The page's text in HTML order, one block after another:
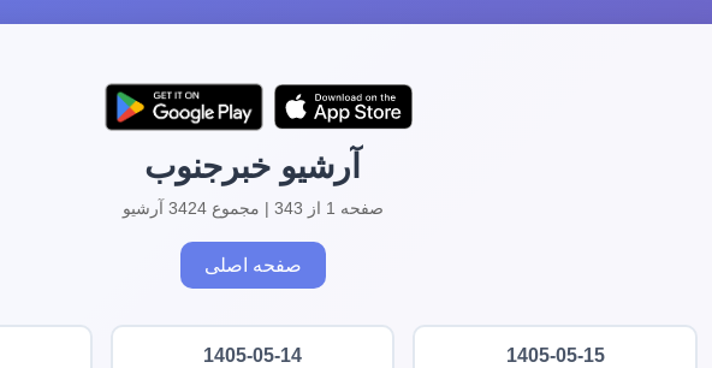
آرشیو خبرجنوب
صفحه 1 از 343 | مجموع 3424 آرشیو
صفحه اصلی
1405-05-15
1405-05-14